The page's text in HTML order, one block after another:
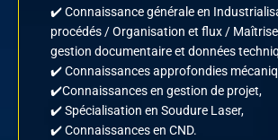
✔️ Connaissance générale en
procédés / Organisation et flux /
gestion documentaire et données
✔️ Connaissances approfondies
✔️Connaissances en gestion de projet,
✔️ Spécialisation en Soudure Laser,
✔️ Connaissances en CND.